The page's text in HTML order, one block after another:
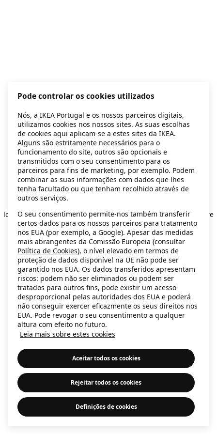
Application error: a client-side exception has occurred
loadingsecondhand.ikea.com (see the browser console for more
information).
Pode controlar os cookies utilizados
Nós, a IKEA Portugal e os nossos parceiros digitais,
utilizamos cookies nos nossos sites. As suas escolhas
de cookies aqui aplicam-se a estes sites da IKEA.
Alguns são estritamente necessários para o
funcionamento do site, outros são opcionais e
transmitidos com o seu consentimento para os
parceiros para fins de marketing, por exemplo. Podem
combinar as suas informações com dados que lhes
tenha facultado ou que tenham recolhido através de
outros serviços.
O seu consentimento permite-nos também transferir
certos dados para os nossos parceiros para tratamento
nos EUA (por exemplo, a Google). Apesar das medidas
mais abrangentes da Comissão Europeia (consultar
Política de Cookies), o nível elevado em termos de
proteção de dados disponível na UE não pode ser
garantido nos EUA. Os dados transferidos apresentam
riscos: podem não ser eliminados ou podem ser
tratados para outros fins, pode existir um acesso
desproporcional pelas autoridades dos EUA e poderá
não conseguir exercer eficazmente os seus direitos nos
EUA. Pode revogar o seu consentimento a qualquer
altura com efeito no futuro.
Leia mais sobre estes cookies
Aceitar todos os cookies
Rejeitar todos os cookies
Definições de cookies